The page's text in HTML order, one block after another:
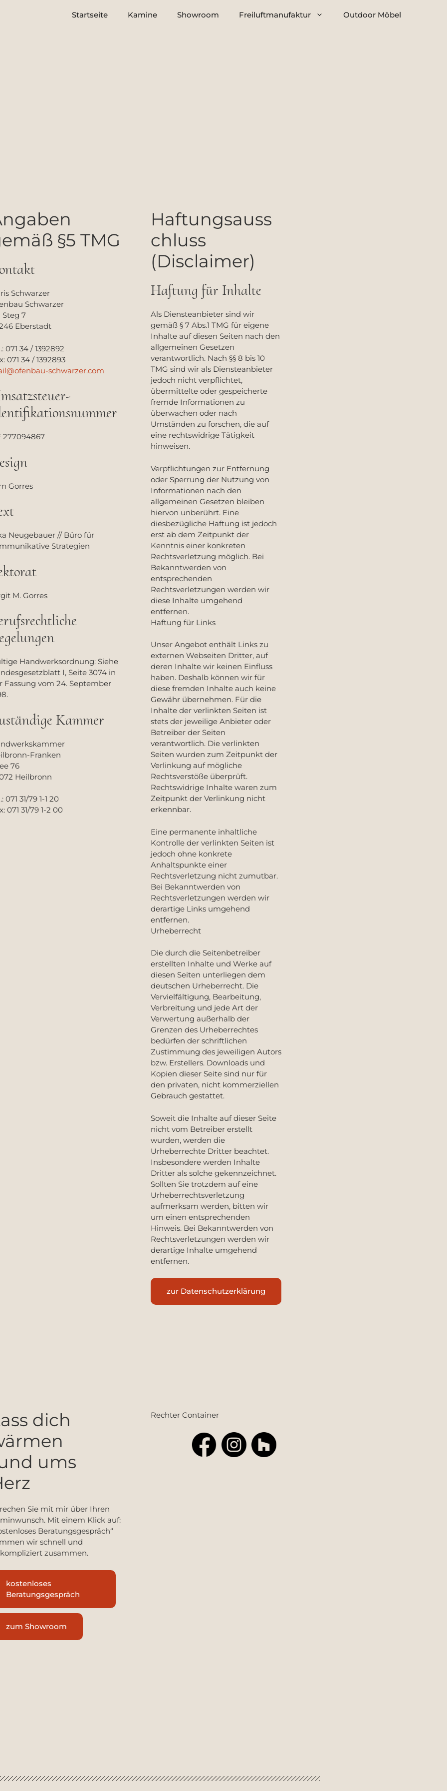
Startseite Kamine Showroom Freiluftmanufaktur Outdoor Möbel
§5 TMG
Schwarzer
Schwarzer
Steg 7
Eberstadt
071 34 / 1392892
071 34 / 1392893
schwarzer.com
277094867
Gorres
Neugebauer // Büro für
Strategien
M. Gorres
Handwerksordnung: Siehe
I, Seite 3074 in
Fassung vom 24. September
Kammer
Franken
76
Heilbronn
071 31/79 1-1 20
071 31/79 1-2 00
Haftungsauss
chluss
(Disclaimer)
Haftung für Inhalte
Als Diensteanbieter sind wir
gemäß § 7 Abs.1 TMG für eigene
Inhalte auf diesen Seiten nach den
allgemeinen Gesetzen
verantwortlich. Nach §§ 8 bis 10
TMG sind wir als Diensteanbieter
jedoch nicht verpflichtet,
übermittelte oder gespeicherte
fremde Informationen zu
überwachen oder nach
Umständen zu forschen, die auf
eine rechtswidrige Tätigkeit
hinweisen.
Verpflichtungen zur Entfernung
oder Sperrung der Nutzung von
Informationen nach den
allgemeinen Gesetzen bleiben
hiervon unberührt. Eine
diesbezügliche Haftung ist jedoch
erst ab dem Zeitpunkt der
Kenntnis einer konkreten
Rechtsverletzung möglich. Bei
Bekanntwerden von
entsprechenden
Rechtsverletzungen werden wir
diese Inhalte umgehend
entfernen.
Haftung für Links
Unser Angebot enthält Links zu
externen Webseiten Dritter, auf
deren Inhalte wir keinen Einfluss
haben. Deshalb können wir für
diese fremden Inhalte auch keine
Gewähr übernehmen. Für die
Inhalte der verlinkten Seiten ist
stets der jeweilige Anbieter oder
Betreiber der Seiten
verantwortlich. Die verlinkten
Seiten wurden zum Zeitpunkt der
Verlinkung auf mögliche
Rechtsverstöße überprüft.
Rechtswidrige Inhalte waren zum
Zeitpunkt der Verlinkung nicht
erkennbar.
Eine permanente inhaltliche
Kontrolle der verlinkten Seiten ist
jedoch ohne konkrete
Anhaltspunkte einer
Rechtsverletzung nicht zumutbar.
Bei Bekanntwerden von
Rechtsverletzungen werden wir
derartige Links umgehend
entfernen.
Urheberrecht
Die durch die Seitenbetreiber
erstellten Inhalte und Werke auf
diesen Seiten unterliegen dem
deutschen Urheberrecht. Die
Vervielfältigung, Bearbeitung,
Verbreitung und jede Art der
Verwertung außerhalb der
Grenzen des Urheberrechtes
bedürfen der schriftlichen
Zustimmung des jeweiligen Autors
bzw. Erstellers. Downloads und
Kopien dieser Seite sind nur für
den privaten, nicht kommerziellen
Gebrauch gestattet.
Soweit die Inhalte auf dieser Seite
nicht vom Betreiber erstellt
wurden, werden die
Urheberrechte Dritter beachtet.
Insbesondere werden Inhalte
Dritter als solche gekennzeichnet.
Sollten Sie trotzdem auf eine
Urheberrechtsverletzung
aufmerksam werden, bitten wir
um einen entsprechenden
Hinweis. Bei Bekanntwerden von
Rechtsverletzungen werden wir
derartige Inhalte umgehend
entfernen.
zur Datenschutzerklärung
dich
ums
Sie mit mir über Ihren
Mit einem Klick auf:
Beratungsgespräch“
wir schnell und
zusammen.
kostenloses
Beratungsgespräch
zum Showroom
Rechter Container